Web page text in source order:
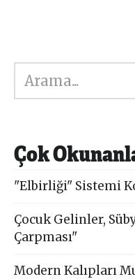
Ara
Çok
"Elbirliği" Sistemi
Çocuk Gelinler,
Çarpması"
Modern Kalıpları